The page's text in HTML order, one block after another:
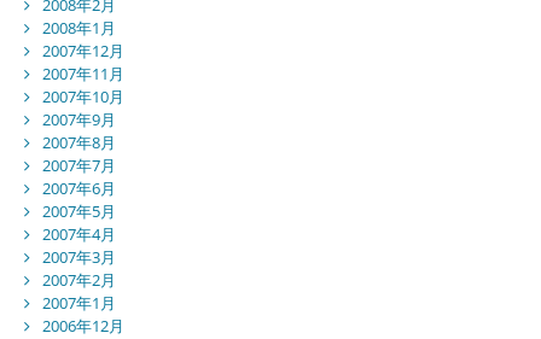
2008年1月
2007年12月
2007年11月
2007年10月
2007年9月
2007年8月
2007年7月
2007年6月
2007年5月
2007年4月
2007年3月
2007年2月
2007年1月
2006年12月